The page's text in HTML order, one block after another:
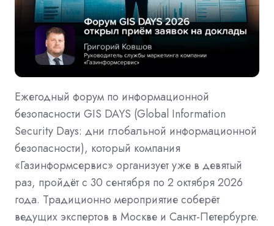
Ежегодный форум по информационной
безопасности GIS DAYS (Global Information
Security Days: дни глобальной информационной
безопасности), который компания
«Газинформсервис» организует уже в девятый
раз, пройдёт с 30 сентября по 2 октября 2026
года. Традиционно мероприятие соберёт
ведущих экспертов в Москве и Санкт-Петербурге.